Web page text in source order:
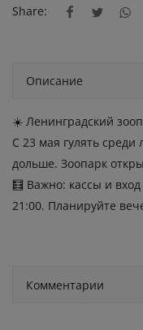
Share:
Описание
☀️ Ленинградский
С 23 мая гулять
дольше. Зоопарк
🧮 Важно: кассы и
21:00. Планируйте
Комментарии